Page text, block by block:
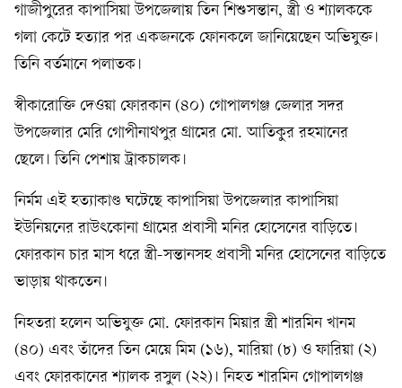
গাজীপুরের কাপাসিয়া উপজেলায় তিন শিশুসন্তান, স্ত্রী ও শ্যালককে
গলা কেটে হত্যার পর একজনকে ফোনকলে জানিয়েছেন অভিযুক্ত।
তিনি বর্তমানে পলাতক।
স্বীকারোক্তি দেওয়া ফোরকান (৪০) গোপালগঞ্জ জেলার সদর
উপজেলার মেরি গোপীনাথপুর গ্রামের মো. আতিকুর রহমানের
ছেলে। তিনি পেশায় ট্রাকচালক।
নির্মম এই হত্যাকাণ্ড ঘটেছে কাপাসিয়া উপজেলার কাপাসিয়া
ইউনিয়নের রাউৎকোনা গ্রামের প্রবাসী মনির হোসেনের বাড়িতে।
ফোরকান চার মাস ধরে স্ত্রী-সন্তানসহ প্রবাসী মনির হোসেনের বাড়িতে
ভাড়ায় থাকতেন।
নিহতরা হলেন অভিযুক্ত মো. ফোরকান মিয়ার স্ত্রী শারমিন খানম
(৪০) এবং তাঁদের তিন মেয়ে মিম (১৬), মারিয়া (৮) ও ফারিয়া (২)
এবং ফোরকানের শ্যালক রসুল (২২)। নিহত শারমিন গোপালগঞ্জ